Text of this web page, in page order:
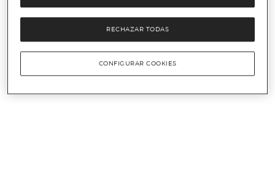
RECHAZAR TODAS
CONFIGURAR COOKIES